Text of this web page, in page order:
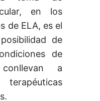
en los
de ELA, es el
de
de
a